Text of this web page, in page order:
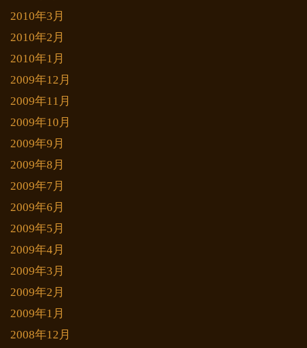
2010年3月
2010年2月
2010年1月
2009年12月
2009年11月
2009年10月
2009年9月
2009年8月
2009年7月
2009年6月
2009年5月
2009年4月
2009年3月
2009年2月
2009年1月
2008年12月